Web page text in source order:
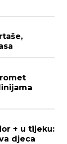
+ u tijeku:
djeca